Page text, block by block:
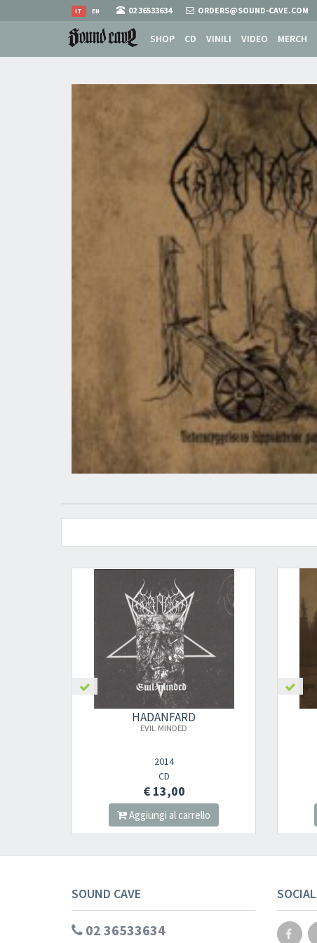
EN
IT 02 36533634 ORDERS@SOUND-CAVE.COM
SHOP CD VINILI VIDEO MERCH
HADANFARD
EVIL MINDED
2014
CD
€ 13,00
Aggiungi al carrello
SOUND CAVE
02 36533634
SOCIAL